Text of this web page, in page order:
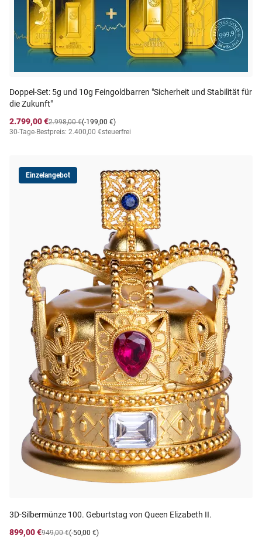
Doppel-Set: 5g und 10g Feingoldbarren "Sicherheit und Stabilität für
die Zukunft"
2.799,00 €
(-199,00 €)
2.998,00 €
30-Tage-Bestpreis: 2.400,00 €steuerfrei
Einzelangebot
3D-Silbermünze 100. Geburtstag von Queen Elizabeth II.
899,00 €
(-50,00 €)
949,00 €